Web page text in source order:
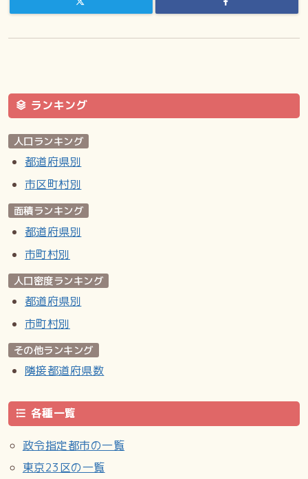
ランキング
人口ランキング
都道府県別
市区町村別
面積ランキング
都道府県別
市町村別
人口密度ランキング
都道府県別
市町村別
その他ランキング
隣接都道府県数
各種一覧
政令指定都市の一覧
東京23区の一覧